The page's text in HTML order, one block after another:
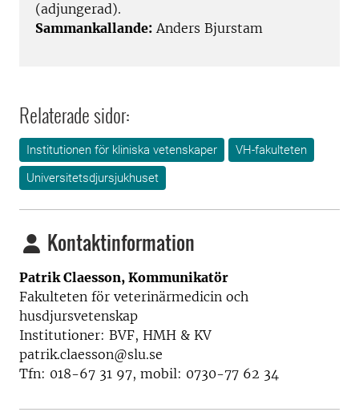
(adjungerad).
Sammankallande: Anders Bjurstam
Relaterade sidor:
Institutionen för kliniska vetenskaper
VH-fakulteten
Universitetsdjursjukhuset
Kontaktinformation
Patrik Claesson, Kommunikatör
Fakulteten för veterinärmedicin och
husdjursvetenskap
Institutioner: BVF, HMH & KV
patrik.claesson@slu.se
Tfn: 018-67 31 97, mobil: 0730-77 62 34